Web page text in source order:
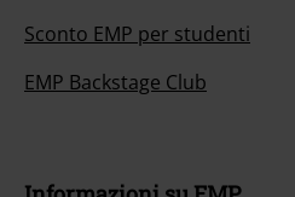
Sconto EMP per studenti
EMP Backstage Club